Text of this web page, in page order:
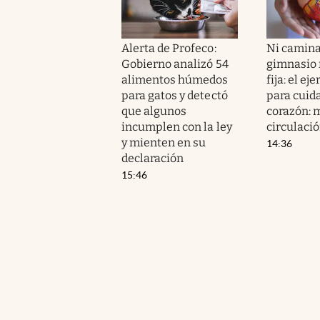
Alerta de Profeco:
Gobierno analizó 54
alimentos húmedos
para gatos y detectó
que algunos
incumplen con la ley
y mienten en su
declaración
15:46
Ni
gimnasio
fija: el
para
corazón:
14:36